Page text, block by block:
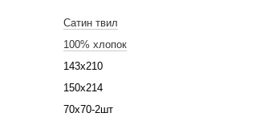
Сатин твил
100% хлопок
143х210
150х214
70х70-2шт